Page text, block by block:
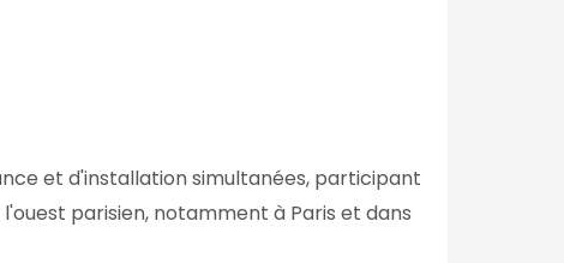
et d'installation simultanées, participant
parisien, notamment à Paris et dans